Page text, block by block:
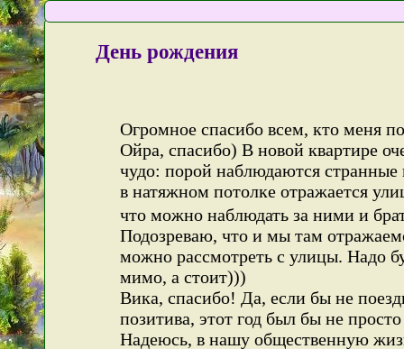
День рождения
Огромное спасибо всем, кто меня
Ойра, спасибо) В новой квартире
чудо: порой наблюдаются
в натяжном потолке отражается
что можно наблюдать за ними и
Подозреваю, что и мы там
можно рассмотреть с улицы. Надо
мимо, а стоит)))
Вика, спасибо! Да, если бы не
позитива, этот год был бы не
Надеюсь, в нашу общественную